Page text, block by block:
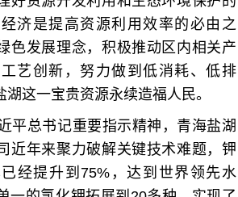
济是提高资源利用效率的必由之
色发展理念，积极推动区内相关产
艺创新，努力做到低消耗、低排
这一宝贵资源永续造福人民。
平总书记重要指示精神，青海盐湖
近年来聚力破解关键技术难题，钾
经提升到75%，达到世界领先水